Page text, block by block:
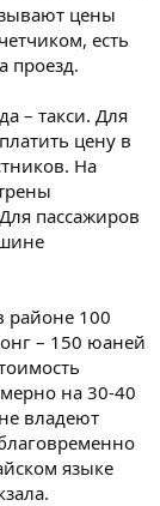
цены
есть
проезд.
– такси. Для
цену в
На
пассажиров
районе 100
– 150 юаней
на 30-40
владеют
языке